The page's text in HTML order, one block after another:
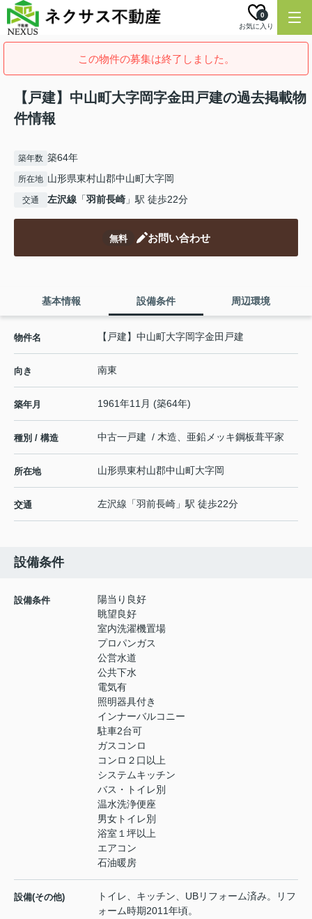
お気に入り
0
この物件の募集は終了しました。
【戸建】中山町大字岡字金田戸建の過去掲載物
件情報
築年数 築64年
所在地 山形県東村山郡中山町大字岡
交通 左沢線 「羽前長崎 」駅 徒歩22分
無料 お問い合わせ
基本情報 設備条件 周辺環境
物件名 【戸建】中山町大字岡字金田戸建
向き 南東
築年月 1961年11月 (築64年)
種別 / 構造 中古一戸建 / 木造、亜鉛メッキ鋼板葺平家
所在地 山形県東村山郡中山町大字岡
交通 左沢線 「羽前長崎 」駅 徒歩22分
設備条件
設備条件
陽当り良好
眺望良好
室内洗濯機置場
プロパンガス
公営水道
公共下水
電気有
照明器具付き
インナーバルコニー
駐車2台可
ガスコンロ
コンロ２口以上
システムキッチン
バス・トイレ別
温水洗浄便座
男女トイレ別
浴室１坪以上
エアコン
石油暖房
設備(その他)
トイレ、キッチン、UBリフォーム済み。リフ
ォーム時期2011年頃。